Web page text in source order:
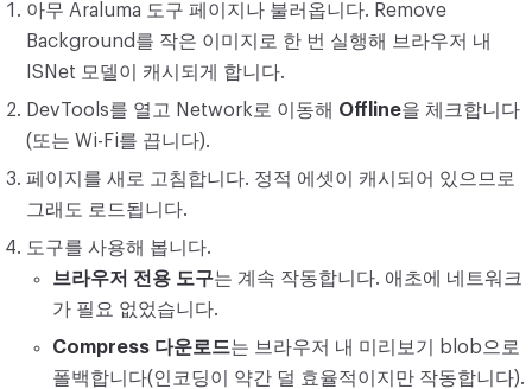
아무 Araluma 도구 페이지나 불러옵니다. Remove
Background를 작은 이미지로 한 번 실행해 브라우저 내
ISNet 모델이 캐시되게 합니다.
DevTools를 열고 Network로 이동해 Offline을 체크합니다
(또는 Wi-Fi를 끕니다).
페이지를 새로 고침합니다. 정적 에셋이 캐시되어 있으므로
그래도 로드됩니다.
도구를 사용해 봅니다.
브라우저 전용 도구는 계속 작동합니다. 애초에 네트워크
가 필요 없었습니다.
Compress 다운로드는 브라우저 내 미리보기 blob으로
폴백합니다(인코딩이 약간 덜 효율적이지만 작동합니다).